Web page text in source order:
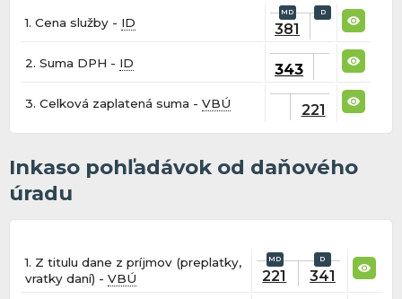
1. Cena služby - ID 381
2. Suma DPH - ID 343
3. Celková zaplatená suma -VBÚ 221
Inkaso pohľadávok od daňového
úradu
1. Z titulu dane z príjmov (preplatky,
vratky daní) -VBÚ 221 341